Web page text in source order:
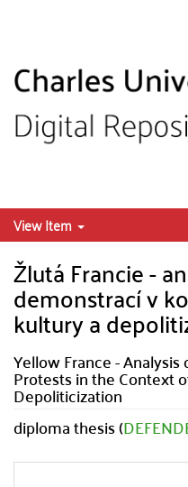
View Item
Žlutá Francie -
demonstrací v
kultury a
Yellow France -
Protests in the Context
Depoliticization
diploma thesis (